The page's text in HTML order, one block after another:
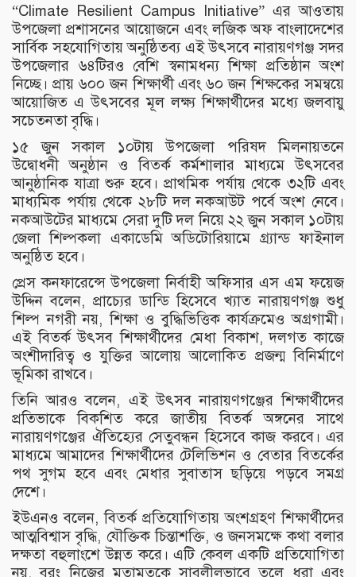
“Climate Resilient Campus Initiative” এর আওতায়
উপজেলা প্রশাসনের আয়োজনে এবং লজিক অফ বাংলাদেশের
সার্বিক সহযোগিতায় অনুষ্ঠিতব্য এই উৎসবে নারায়ণগঞ্জ সদর
উপজেলার ৬৪টিরও বেশি স্বনামধন্য শিক্ষা প্রতিষ্ঠান অংশ
নিচ্ছে। প্রায় ৬০০ জন শিক্ষার্থী এবং ৬০ জন শিক্ষকের সমন্বয়ে
আয়োজিত এ উৎসবের মূল লক্ষ্য শিক্ষার্থীদের মধ্যে জলবায়ু
সচেতনতা বৃদ্ধি।
১৫ জুন সকাল ১০টায় উপজেলা পরিষদ মিলনায়তনে
উদ্বোধনী অনুষ্ঠান ও বিতর্ক কর্মশালার মাধ্যমে উৎসবের
আনুষ্ঠানিক যাত্রা শুরু হবে। প্রাথমিক পর্যায় থেকে ৩২টি এবং
মাধ্যমিক পর্যায় থেকে ২৮টি দল নকআউট পর্বে অংশ নেবে।
নকআউটের মাধ্যমে সেরা দুটি দল নিয়ে ২২ জুন সকাল ১০টায়
জেলা শিল্পকলা একাডেমি অডিটোরিয়ামে গ্র্যান্ড ফাইনাল
অনুষ্ঠিত হবে।
প্রেস কনফারেন্সে উপজেলা নির্বাহী অফিসার এস এম ফয়েজ
উদ্দিন বলেন, প্রাচ্যের ডান্ডি হিসেবে খ্যাত নারায়ণগঞ্জ শুধু
শিল্প নগরী নয়, শিক্ষা ও বুদ্ধিভিত্তিক কার্যক্রমেও অগ্রগামী।
এই বিতর্ক উৎসব শিক্ষার্থীদের মেধা বিকাশ, দলগত কাজে
অংশীদারিত্ব ও যুক্তির আলোয় আলোকিত প্রজন্ম বিনির্মাণে
ভূমিকা রাখবে।
তিনি আরও বলেন, এই উৎসব নারায়ণগঞ্জের শিক্ষার্থীদের
প্রতিভাকে বিকশিত করে জাতীয় বিতর্ক অঙ্গনের সাথে
নারায়ণগঞ্জের ঐতিহ্যের সেতুবন্ধন হিসেবে কাজ করবে। এর
মাধ্যমে আমাদের শিক্ষার্থীদের টেলিভিশন ও বেতার বিতর্কের
পথ সুগম হবে এবং মেধার সুবাতাস ছড়িয়ে পড়বে সমগ্র
দেশে।
ইউএনও বলেন, বিতর্ক প্রতিযোগিতায় অংশগ্রহণ শিক্ষার্থীদের
আত্মবিশ্বাস বৃদ্ধি, যৌক্তিক চিন্তাশক্তি, ও জনসমক্ষে কথা বলার
দক্ষতা বহুলাংশে উন্নত করে। এটি কেবল একটি প্রতিযোগিতা
নয়, বরং নিজের মতামতকে সাবলীলভাবে তুলে ধরা এবং